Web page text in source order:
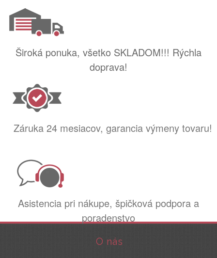
Široká ponuka, všetko SKLADOM!!! Rýchla
doprava!
Záruka 24 mesiacov, garancia výmeny tovaru!
Asistencia pri nákupe, špičková podpora a
poradenstvo
O nás